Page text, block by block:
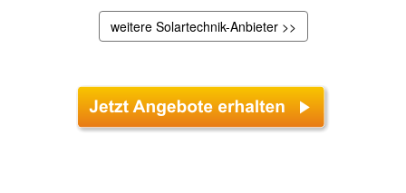
weitere Solartechnik-Anbieter >>